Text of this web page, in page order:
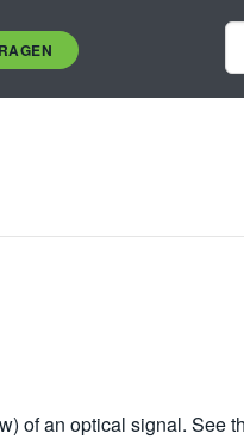
of an optical signal. See